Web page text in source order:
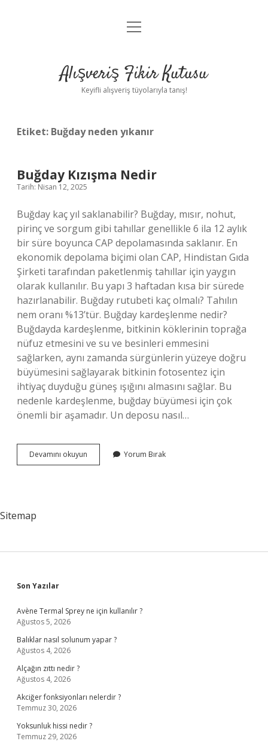
Anasayfa
Yasal Uyarı
menüyü
Alışveriş Fikir Kutusu
Keyifli alışveriş tüyolarıyla tanış!
Etiket: Buğday neden yıkanır
Buğday Kızışma Nedir
Tarih: Nisan 12, 2025
Buğday kaç yıl saklanabilir? Buğday, mısır, nohut,
pirinç ve sorgum gibi tahıllar genellikle 6 ila 12 aylık
bir süre boyunca CAP depolamasında saklanır. En
ekonomik depolama biçimi olan CAP, Hindistan Gıda
Şirketi tarafından paketlenmiş tahıllar için yaygın
olarak kullanılır. Bu yapı 3 haftadan kısa bir sürede
hazırlanabilir. Buğday rutubeti kaç olmalı? Tahılın
nem oranı %13’tür. Buğday kardeşlenme nedir?
Buğdayda kardeşlenme, bitkinin köklerinin toprağa
nüfuz etmesini ve su ve besinleri emmesini
sağlarken, aynı zamanda sürgünlerin yüzeye doğru
büyümesini sağlayarak bitkinin fotosentez için
ihtiyaç duyduğu güneş ışığını almasını sağlar. Bu
nedenle kardeşlenme, buğday büyümesi için çok
önemli bir aşamadır. Un deposu nasıl…
Devamını okuyun
Kızışma
Yorum Bırak
Sitemap
Sidebar
Son Yazılar
Avène Termal Sprey ne için kullanılır ?
Ağustos 5, 2026
Balıklar nasıl solunum yapar ?
Ağustos 4, 2026
Alçağın zıttı nedir ?
Ağustos 4, 2026
Akciğer fonksiyonları nelerdir ?
Temmuz 30, 2026
Yoksunluk hissi nedir ?
Temmuz 29, 2026